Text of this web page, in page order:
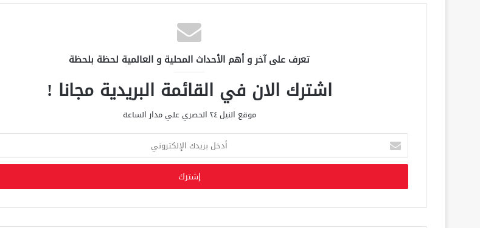
تعرف على آخر و أهم الأحداث المحلية و العالمية لحظة بلحظة
اشترك الان في القائمة البريدية مجانا !
موقع النيل ٢٤ الحصري علي مدار الساعة
خ
ب